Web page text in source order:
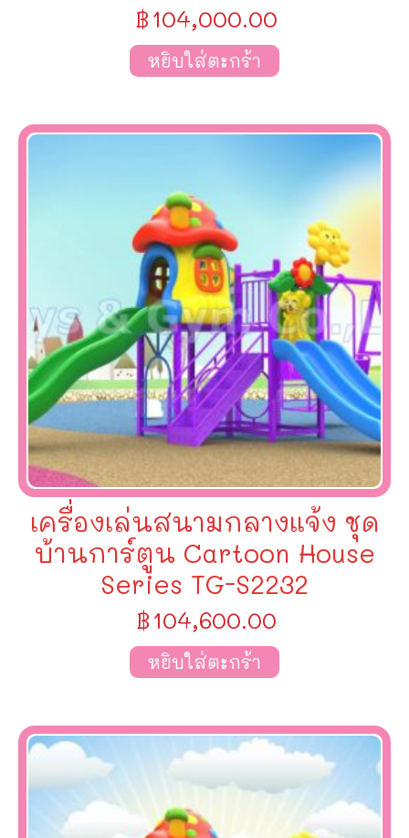
฿104,000.00
หยิบใส่ตะกร้า
เครื่องเล่นสนามกลางแจ้ง ชุด
บ้านการ์ตูน Cartoon House
Series TG-S2232
฿104,600.00
หยิบใส่ตะกร้า